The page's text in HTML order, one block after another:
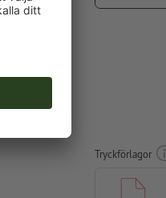
25 % moms
Tryckförlagor